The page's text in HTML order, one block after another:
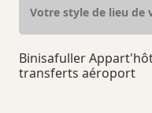
Votre style de lieu de
Binisafuller
transferts aéroport